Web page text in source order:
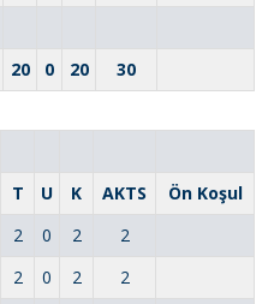
20 0 20 30
T U K AKTS
Ön Koşul
2 0 2
2
2 0 2
2